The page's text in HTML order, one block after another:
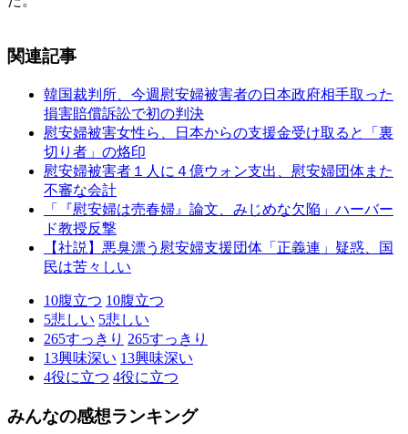
関連記事
韓国裁判所、今週慰安婦被害者の日本政府相手取った
損害賠償訴訟で初の判決
慰安婦被害女性ら、日本からの支援金受け取ると「裏
切り者」の烙印
慰安婦被害者１人に４億ウォン支出、慰安婦団体また
不審な会計
「『慰安婦は売春婦』論文、みじめな欠陥」ハーバー
ド教授反撃
【社説】悪臭漂う慰安婦支援団体「正義連」疑惑、国
民は苦々しい
10腹立つ 10腹立つ
5悲しい 5悲しい
265すっきり 265すっきり
13興味深い 13興味深い
4役に立つ 4役に立つ
みんなの感想ランキング